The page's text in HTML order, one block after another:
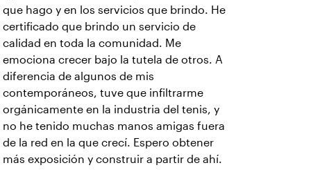
que hago y en los servicios que brindo. He
certificado que brindo un servicio de
calidad en toda la comunidad. Me
emociona crecer bajo la tutela de otros. A
diferencia de algunos de mis
contemporáneos, tuve que infiltrarme
orgánicamente en la industria del tenis, y
no he tenido muchas manos amigas fuera
de la red en la que crecí. Espero obtener
más exposición y construir a partir de ahí.